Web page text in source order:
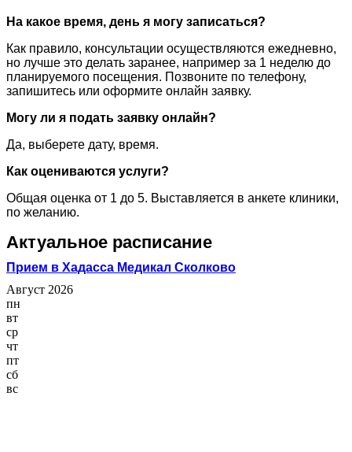
На какое время, день я могу записаться?
Как правило, консультации осуществляются ежедневно,
но лучше это делать заранее, например за 1 неделю до
планируемого посещения. Позвоните по телефону,
запишитесь или оформите онлайн заявку.
Могу ли я подать заявку онлайн?
Да, выберете дату, время.
Как оцениваются услуги?
Общая оценка от 1 до 5. Выставляется в анкете клиники,
по желанию.
Актуальное расписание
Прием в Хадасса Медикал Сколково
Август 2026
пн
вт
ср
чт
пт
сб
вс